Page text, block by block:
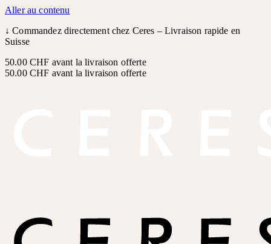
Aller au contenu
↓Commandez directement chez Ceres – Livraison rapide en
Suisse
50.00 CHF avant la livraison offerte
50.00 CHF avant la livraison offerte